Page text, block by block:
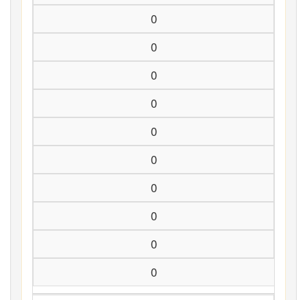
0
0
0
0
0
0
0
0
0
0